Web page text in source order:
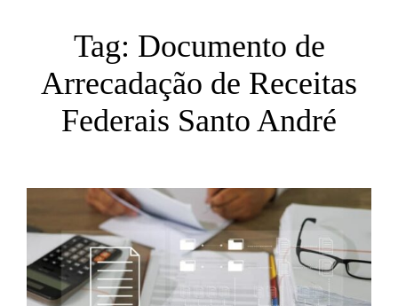
Tag: Documento de
Arrecadação de Receitas
Federais Santo André